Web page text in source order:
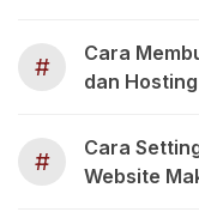
#
Cara
dan
#
Cara
Website